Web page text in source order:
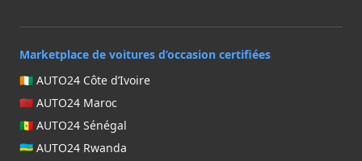
Marketplace de voitures d’occasion certifiées
🇨🇮 AUTO24 Côte d’Ivoire
🇲🇦 AUTO24 Maroc
🇸🇳 AUTO24 Sénégal
🇷🇼 AUTO24 Rwanda